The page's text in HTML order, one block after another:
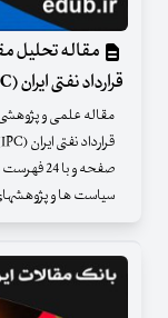
مقاله تحلیل
قرارداد نفتی ایران (IPC)
مقاله علمی و پژوهشی
صفحه و
سیاست ها و